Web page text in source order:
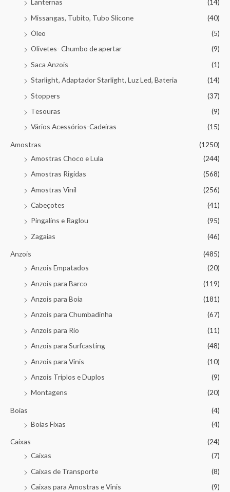
Lanternas
(14)
Missangas, Tubito, Tubo Slicone
(40)
Óleo
(5)
Olivetes- Chumbo de apertar
(9)
Saca Anzois
(1)
Starlight, Adaptador Starlight, Luz Led, Bateria
(14)
Stoppers
(37)
Tesouras
(9)
Vários Acessórios-Cadeiras
(15)
Amostras
(1250)
Amostras Choco e Lula
(244)
Amostras Rigidas
(568)
Amostras Vinil
(256)
Cabeçotes
(41)
Pingalins e Raglou
(95)
Zagaias
(46)
Anzois
(485)
Anzois Empatados
(20)
Anzois para Barco
(119)
Anzois para Boia
(181)
Anzois para Chumbadinha
(67)
Anzois para Rio
(11)
Anzois para Surfcasting
(48)
Anzois para Vinis
(10)
Anzois Triplos e Duplos
(9)
Montagens
(20)
Boias
(4)
Boias Fixas
(4)
Caixas
(24)
Caixas
(7)
Caixas de Transporte
(8)
Caixas para Amostras e Vinis
(9)